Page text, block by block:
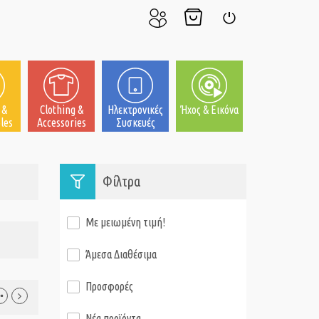
μου
Clothing &
Accessories
Ηλεκτρονικές
Συσκευές
Ήχος & Εικόνα
Φίλτρα
Με μειωμένη τιμή!
Άμεσα Διαθέσιμα
Προσφορές